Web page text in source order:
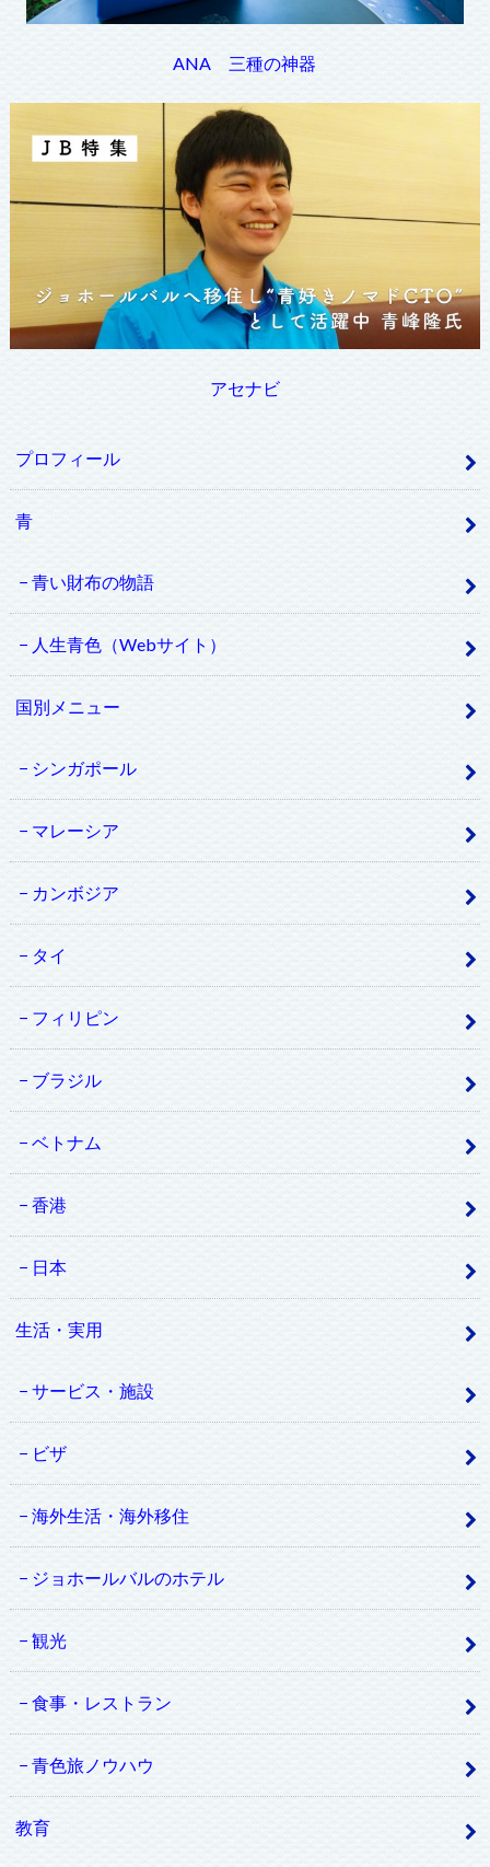
ANA 三種の神器
アセナビ
プロフィール
青
青い財布の物語
人生青色（Webサイト）
国別メニュー
シンガポール
マレーシア
カンボジア
タイ
フィリピン
ブラジル
ベトナム
香港
日本
生活・実用
サービス・施設
ビザ
海外生活・海外移住
ジョホールバルのホテル
観光
食事・レストラン
青色旅ノウハウ
教育